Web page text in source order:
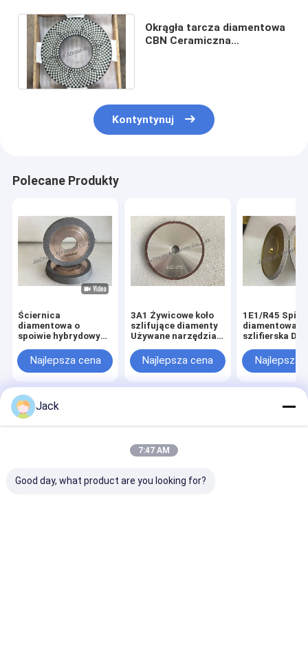
Okrągła tarcza diamentowa
CBN Ceramiczna
Kontyntynuj
Polecane Produkty
Ściernica
diamentowa o
spoiwie hybrydowym
węglikowych
Najlepsza cena
3A1 Żywicowe koło
szlifujące diamenty
Używane narzędzia
150 mm
Najlepsza cena
1E1/R45
diamentowa
szlifierska
Najlepsza
Dom
Sitemap
Polityka prywatności
CBN Diamond WheelFabryka w Chinach.Copyright © 2026
ZHENGZHOU JINCHUAN ABRASIVES CO., LTD.. All Rights Reserved.
Jack
7:47 AM
Good day, what product are you looking for?